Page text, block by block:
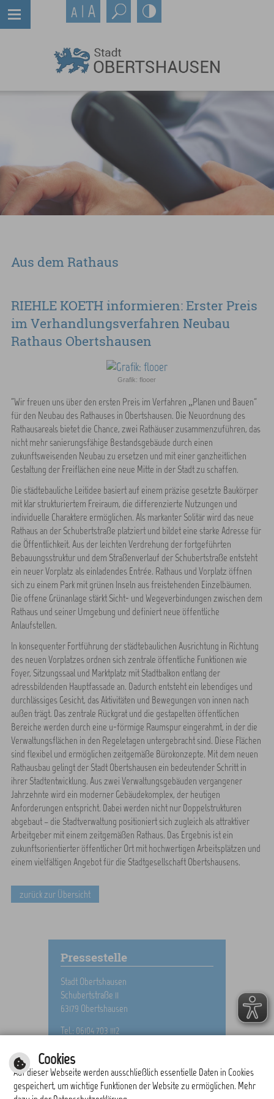
Aus dem Rathaus
RIEHLE KOETH informieren: Erster Preis
im Verhandlungsverfahren Neubau
Rathaus Obertshausen
Grafik: flooer
"Wir freuen uns über den ersten Preis im Verfahren „Planen und Bauen“
für den Neubau des Rathauses in Obertshausen. Die Neuordnung des
Rathausareals bietet die Chance, zwei Rathäuser zusammenzuführen, das
nicht mehr sanierungsfähige Bestandsgebäude durch einen
zukunftsweisenden Neubau zu ersetzen und mit einer ganzheitlichen
Gestaltung der Freiflächen eine neue Mitte in der Stadt zu schaffen.
Die städtebauliche Leitidee basiert auf einem präzise gesetzte Baukörper
mit klar strukturiertem Freiraum, die differenzierte Nutzungen und
individuelle Charaktere ermöglichen. Als markanter Solitär wird das neue
Rathaus an der Schubertstraße platziert und bildet eine starke Adresse für
die Öffentlichkeit. Aus der leichten Verdrehung der fortgeführten
Bebauungsstruktur und dem Straßenverlauf der Schubertstraße entsteht
ein neuer Vorplatz als einladendes Entrée. Rathaus und Vorplatz öffnen
sich zu einem Park mit grünen Inseln aus freistehenden Einzelbäumen.
Die offene Grünanlage stärkt Sicht- und Wegeverbindungen zwischen dem
Rathaus und seiner Umgebung und definiert neue öffentliche
Anlaufstellen.
In konsequenter Fortführung der städtebaulichen Ausrichtung in Richtung
des neuen Vorplatzes ordnen sich zentrale öffentliche Funktionen wie
Foyer, Sitzungssaal und Marktplatz mit Stadtbalkon entlang der
adressbildenden Hauptfassade an. Dadurch entsteht ein lebendiges und
durchlässiges Gesicht, das Aktivitäten und Bewegungen von innen nach
außen trägt. Das zentrale Rückgrat und die gestapelten öffentlichen
Bereiche werden durch eine u-förmige Raumspur eingerahmt, in der die
Verwaltungsflächen in den Regeletagen untergebracht sind. Diese Flächen
sind flexibel und ermöglichen zeitgemäße Bürokonzepte. Mit dem neuen
Rathausbau gelingt der Stadt Obertshausen ein bedeutender Schritt in
ihrer Stadtentwicklung. Aus zwei Verwaltungsgebäuden vergangener
Jahrzehnte wird ein moderner Gebäudekomplex, der heutigen
Anforderungen entspricht. Dabei werden nicht nur Doppelstrukturen
abgebaut – die Stadtverwaltung positioniert sich zugleich als attraktiver
Arbeitgeber mit einem zeitgemäßen Rathaus. Das Ergebnis ist ein
zukunftsorientierter öffentlicher Ort mit hochwertigen Arbeitsplätzen und
einem vielfältigen Angebot für die Stadtgesellschaft Obertshausens.
zurück zur Übersicht
Pressestelle
Stadt Obertshausen
Schubertstraße 11
63179 Obertshausen
Tel.: 06104 703 1112
Cookies
Auf dieser Webseite werden ausschließlich essentielle Daten in Cookies
gespeichert, um wichtige Funktionen der Website zu ermöglichen. Mehr